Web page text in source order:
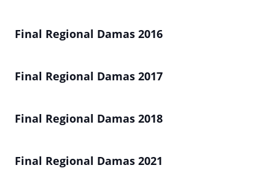
Final Regional Damas 2016
Final Regional Damas 2017
Final Regional Damas 2018
Final Regional Damas 2021